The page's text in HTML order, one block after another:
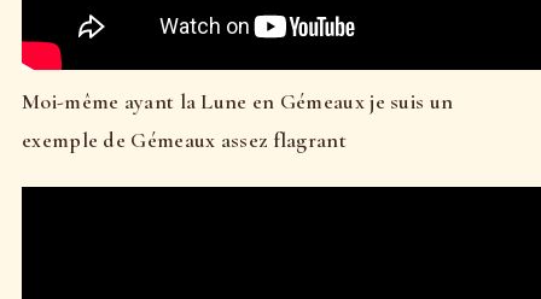
Moi-même ayant la Lune en Gémeaux je suis un
exemple de Gémeaux assez flagrant